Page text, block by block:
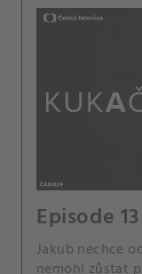
Episode
Jakub nechce